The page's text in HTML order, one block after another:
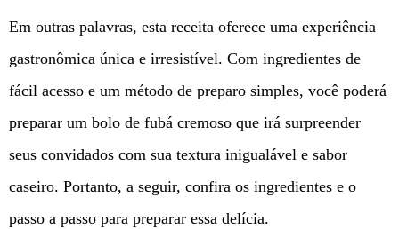
Em outras palavras, esta receita oferece uma experiência
gastronômica única e irresistível. Com ingredientes de
fácil acesso e um método de preparo simples, você poderá
preparar um bolo de fubá cremoso que irá surpreender
seus convidados com sua textura inigualável e sabor
caseiro. Portanto, a seguir, confira os ingredientes e o
passo a passo para preparar essa delícia.